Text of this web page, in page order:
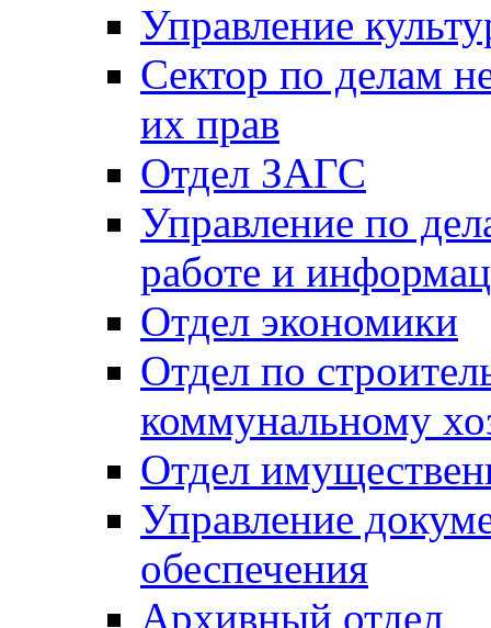
Управление
Сектор по делам
их прав
Отдел ЗАГС
Управление по
работе и
Отдел экономики
Отдел по
коммунальному
Отдел
Управление
обеспечения
Архивный отдел